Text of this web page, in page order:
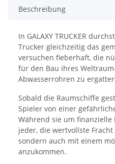
Beschreibung
In GALAXY TRUCKER
Trucker gleichzeitig das
versuchen fieberhaft, die
für den Bau ihres
Abwasserrohren zu
Sobald die Raumschiffe
Spieler von einer
Während sie um
jeder, die wertvollste
sondern auch mit einem
anzukommen.